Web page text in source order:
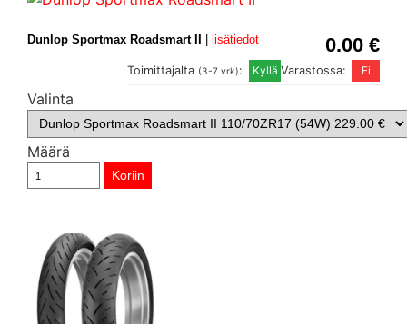
0.00 €
Dunlop Sportmax Roadsmart II lisätiedot
Varastossa:
Toimittajalta (3-7 vrk):
Valinta
Määrä